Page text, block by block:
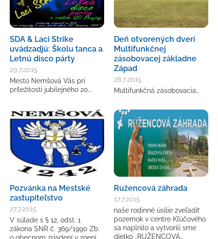
SDA & Laci Strike
uvádzadjú: Školu tanca a
Letnú disco párty
29.7.2015
Mesto Nemšová Vás pri
príležitosti jubilejného 20…
Deň otvorených dverí
Multifunkčnej
zásobovacej základne
Západ
28.7.2015
Multifunkčná zásobovacia…
Pozvánka na Mestské
zastupiteľstvo
27.7.2015
V súlade s § 12, odst. 1
zákona SNR č. 369/1990 Zb.
Ružencová záhrada
17.7.2015
naše rodinné úsilie zveľadiť
pozemok v centre Kľúčového
sa naplnilo a vytvorili sme
dielko „RUŽENCOVÁ…